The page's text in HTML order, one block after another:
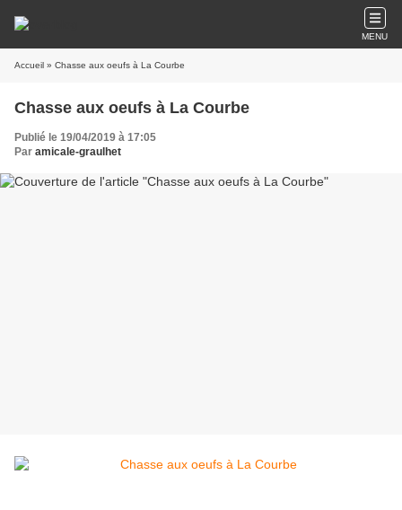
MENU
Accueil » Chasse aux oeufs à La Courbe
Chasse aux oeufs à La Courbe
Publié le 19/04/2019 à 17:05
Par amicale-graulhet